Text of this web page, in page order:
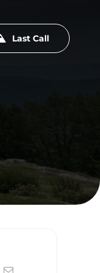
Last Call